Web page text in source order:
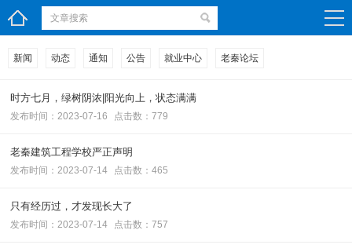
新闻 动态 通知 公告 就业中心 老秦论坛
时方七月，绿树阴浓|阳光向上，状态满满
发布时间：2023-07-16 点击数：779
老秦建筑工程学校严正声明
发布时间：2023-07-14 点击数：465
只有经历过，才发现长大了
发布时间：2023-07-14 点击数：757